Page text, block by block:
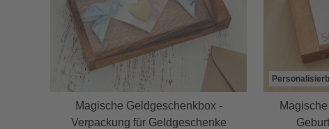
Magische Geldgeschenkbox -
Verpackung für Geldgeschenke